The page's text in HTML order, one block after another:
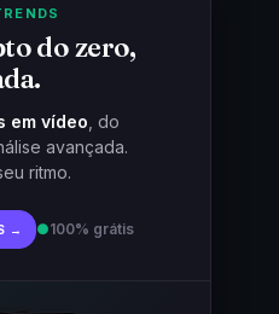
do zero,
em vídeo , do
avançada.
ritmo.
→ ●100% grátis